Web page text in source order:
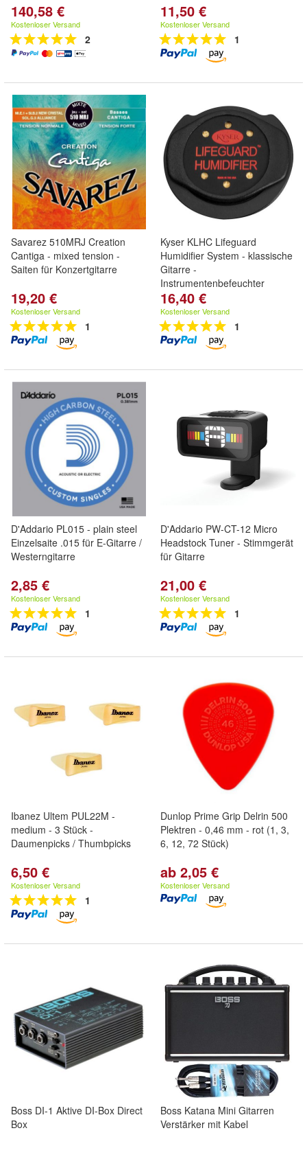
140,58 €
Kostenloser Versand
2
11,50 €
Kostenloser Versand
1
Savarez 510MRJ Creation
Cantiga - mixed tension -
Saiten für Konzertgitarre
19,20 €
Kostenloser Versand
1
Kyser KLHC Lifeguard
Humidifier System - klassische
Gitarre -
Instrumentenbefeuchter
16,40 €
Kostenloser Versand
1
D'Addario PL015 - plain steel
Einzelsaite .015 für E-Gitarre /
Westerngitarre
2,85 €
Kostenloser Versand
1
D'Addario PW-CT-12 Micro
Headstock Tuner - Stimmgerät
für Gitarre
21,00 €
Kostenloser Versand
1
Ibanez Ultem PUL22M -
medium - 3 Stück -
Daumenpicks / Thumbpicks
6,50 €
Kostenloser Versand
1
Dunlop Prime Grip Delrin 500
Plektren - 0,46 mm - rot (1, 3,
6, 12, 72 Stück)
ab 2,05 €
Kostenloser Versand
Boss DI-1 Aktive DI-Box Direct
Box
Boss Katana Mini Gitarren
Verstärker mit Kabel